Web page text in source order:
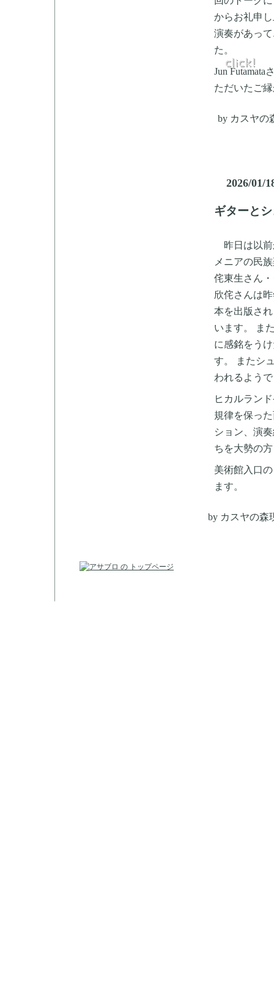
からお礼申
演奏があっ
た。
Jun
ただいたご
by カスヤの
ギターと
2026/01/
昨日は以前
メニアの民
侘東生さん
欣侘さんは
本を出版さ
います。 ま
に感銘をう
す。 またシ
われるよう
ヒカルラン
規律を保っ
ション、演
ちを大勢の
美術館入口
ます。
by カスヤの森